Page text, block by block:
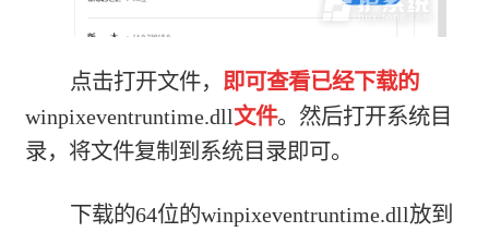
点击打开文件， 即可查看已经下载的
winpixeventruntime.dll文件。然后打开系统目
录，将文件复制到系统目录即可。
下载的64位的winpixeventruntime.dll放到